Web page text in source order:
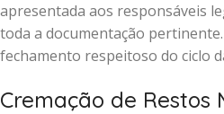
apresentada aos responsáveis
toda a documentação
fechamento respeitoso do ciclo
Cremação de Restos